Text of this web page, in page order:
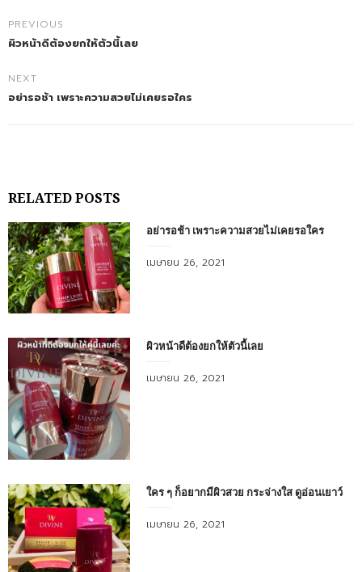
PREVIOUS
ผิวหน้าดีต้องยกให้ตัวนี้เลย
NEXT
อย่ารอช้า เพราะความสวยไม่เคยรอใคร
RELATED POSTS
อย่ารอช้า เพราะความสวยไม่เคยรอใคร
Posted
เมษายน 26, 2021
ผิวหน้าดีต้องยกให้ตัวนี้เลย
Posted
เมษายน 26, 2021
ใคร ๆ ก็อยากมีผิวสวย กระจ่างใส ดูอ่อนเยาว์
Posted
เมษายน 26, 2021